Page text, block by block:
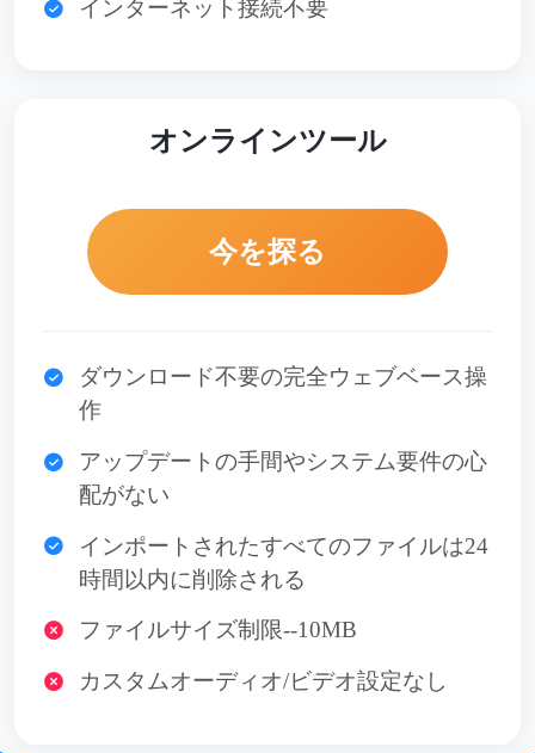
インターネット接続不要
オンラインツール
今を探る
ダウンロード不要の完全ウェブベース操
作
アップデートの手間やシステム要件の心
配がない
インポートされたすべてのファイルは24
時間以内に削除される
ファイルサイズ制限--10MB
カスタムオーディオ/ビデオ設定なし